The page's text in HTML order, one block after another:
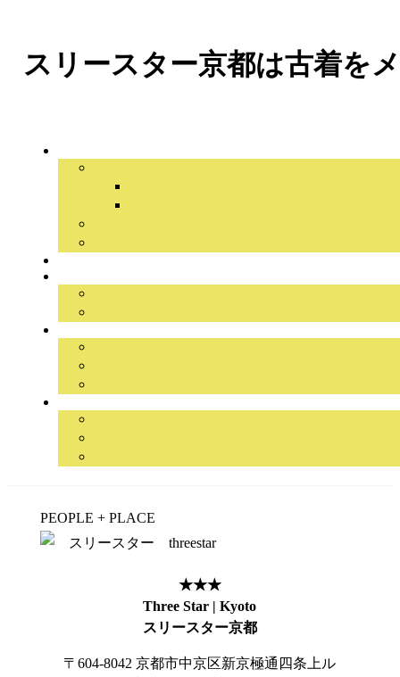
スリースター京都は古着を
займ на карту онлайн без отказа
PEOPLE + PLACE
★★★
Three Star | Kyoto
スリースター京都
〒604-8042 京都市中京区新京極通四条上ル